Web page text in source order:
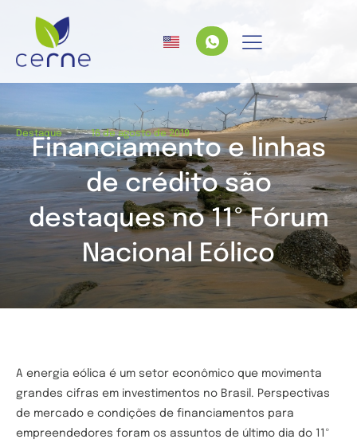
Destaque / 16 de agosto de 2019
Financiamento e linhas
de crédito são
destaques no 11º Fórum
Nacional Eólico
A energia eólica é um setor econômico que movimenta
grandes cifras em investimentos no Brasil. Perspectivas
de mercado e condições de financiamentos para
empreendedores foram os assuntos de último dia do 11º